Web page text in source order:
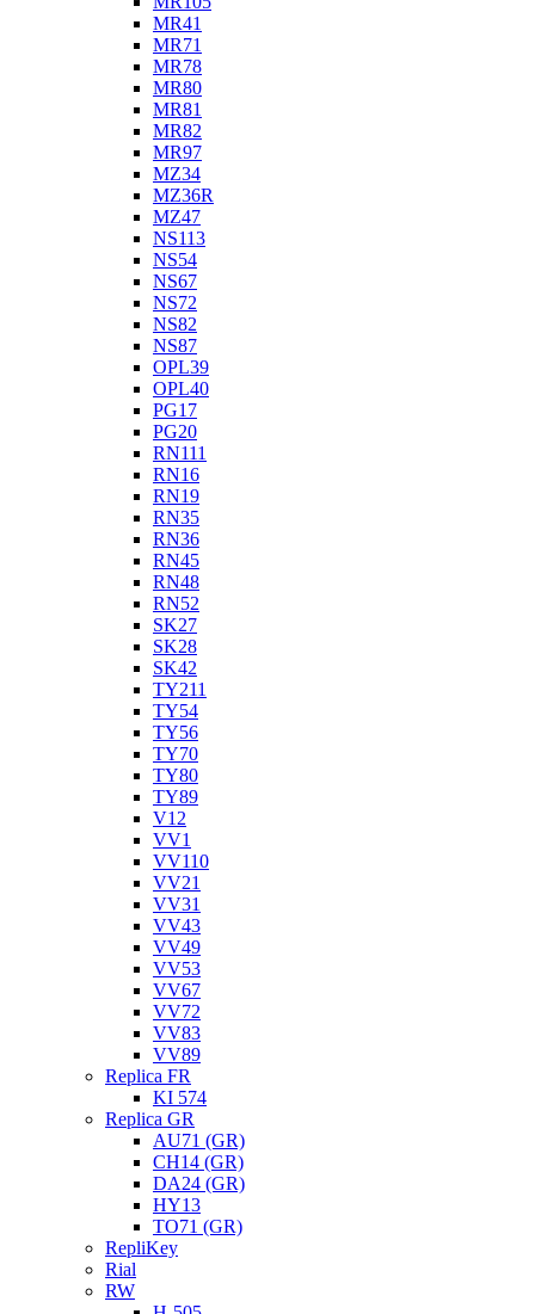
MR41
MR71
MR78
MR80
MR81
MR82
MR97
MZ34
MZ36R
MZ47
NS113
NS54
NS67
NS72
NS82
NS87
OPL39
OPL40
PG17
PG20
RN111
RN16
RN19
RN35
RN36
RN45
RN48
RN52
SK27
SK28
SK42
TY211
TY54
TY56
TY70
TY80
TY89
V12
VV1
VV110
VV21
VV31
VV43
VV49
VV53
VV67
VV72
VV83
VV89
Replica FR
KI 574
Replica GR
AU71 (GR)
CH14 (GR)
DA24 (GR)
HY13
TO71 (GR)
RepliKey
Rial
RW